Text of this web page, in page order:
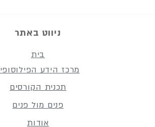
ניווט באתר
בית
מרכז הידע הפילוסופי
תכנית הקורסים
פנים מול פנים
אודות